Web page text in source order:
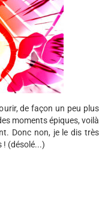
de façon un peu plus
moments épiques, voilà
Donc non, je le dis très
! (désolé...)